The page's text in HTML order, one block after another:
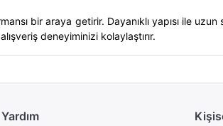
bir araya getirir. Dayanıklı yapısı ile
deneyiminizi kolaylaştırır.
Yardım